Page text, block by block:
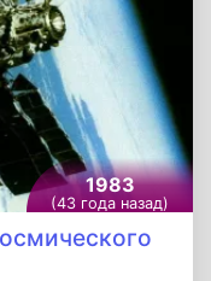
1983
(43 года назад)